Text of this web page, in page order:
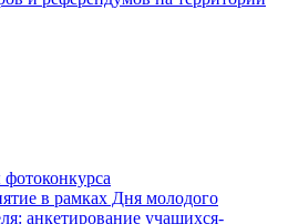
в рамках Дня молодого
анкетирование учащихся-